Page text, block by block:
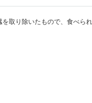
取り除いたもので、食べら